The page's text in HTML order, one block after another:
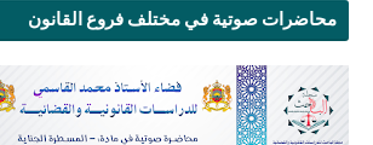
محاضرات صوتية في مختلف فروع القانون